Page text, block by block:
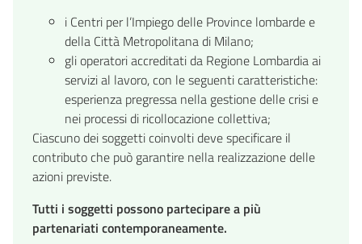
i Centri per l’Impiego delle Province lombarde e
della Città Metropolitana di Milano;
gli operatori accreditati da Regione Lombardia ai
servizi al lavoro, con le seguenti caratteristiche:
esperienza pregressa nella gestione delle crisi e
nei processi di ricollocazione collettiva;
Ciascuno dei soggetti coinvolti deve specificare il
contributo che può garantire nella realizzazione delle
azioni previste.
Tutti i soggetti possono partecipare a più
partenariati contemporaneamente.